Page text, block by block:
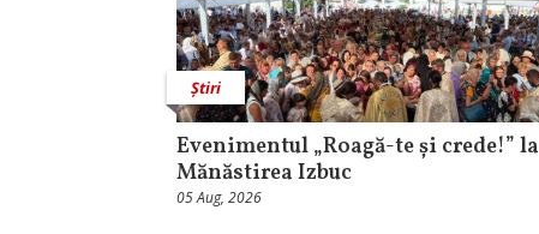
Știri
Evenimentul „Roagă-te și crede!” la
Mănăstirea Izbuc
05 Aug, 2026